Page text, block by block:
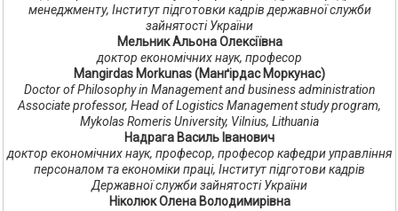
менеджменту, Інститут підготовки кадрів державної служби
зайнятості України
Мельник Альона Олексіївна
доктор економічних наук, професор
Mangirdas Morkunas (Манґірдас Моркунас)
Doctor of Philosophy in Management and business administration
Associate professor, Head of Logistics Management study program,
Mykolas Romeris University, Vilnius, Lithuania
Надрага Василь Іванович
доктор економічних наук, професор, професор кафедри управління
персоналом та економіки праці, Інститут підготови кадрів
Державної служби зайнятості України
Ніколюк Олена Володимирівна